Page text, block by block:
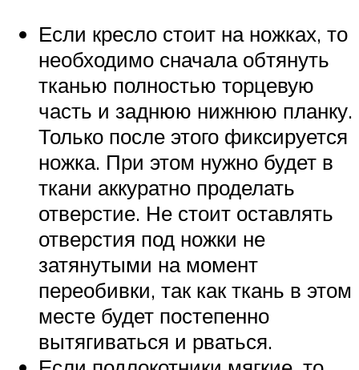
Если кресло стоит на ножках, то
необходимо сначала обтянуть
тканью полностью торцевую
часть и заднюю нижнюю планку.
Только после этого фиксируется
ножка. При этом нужно будет в
ткани аккуратно проделать
отверстие. Не стоит оставлять
отверстия под ножки не
затянутыми на момент
переобивки, так как ткань в этом
месте будет постепенно
вытягиваться и рваться.